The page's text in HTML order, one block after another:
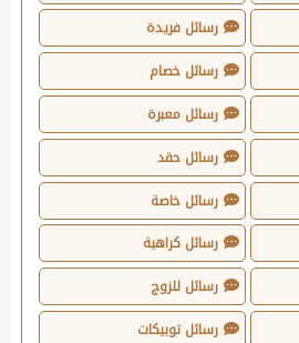
رسائل فريدة
رسائل خصام
رسائل معبرة
رسائل حقد
رسائل خاصة
رسائل كراهية
رسائل للزوج
رسائل توبيكات